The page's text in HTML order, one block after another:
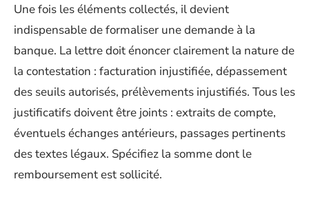
Une fois les éléments collectés, il devient
indispensable de formaliser une demande à la
banque. La lettre doit énoncer clairement la nature de
la contestation : facturation injustifiée, dépassement
des seuils autorisés, prélèvements injustifiés. Tous les
justificatifs doivent être joints : extraits de compte,
éventuels échanges antérieurs, passages pertinents
des textes légaux. Spécifiez la somme dont le
remboursement est sollicité.